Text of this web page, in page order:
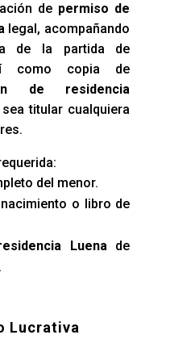
de permiso de
legal, acompañando
de la partida de
como copia de
de residencia
titular cualquiera
del menor.
o libro de
Luenade
Lucrativa